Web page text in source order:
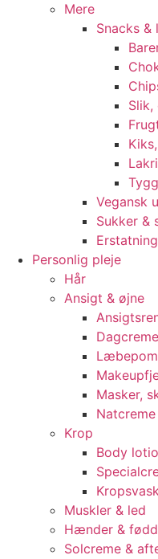
Mere
Snacks
Slik,
Vegansk
Sukker &
Personlig pleje
Hår
Ansigt & øjne
Masker,
Natcreme
Krop
Body
Muskler & led
Hænder &
Solcreme &